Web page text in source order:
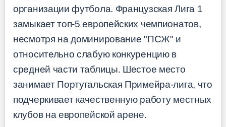
организации футбола. Французская Лига 1
замыкает топ-5 европейских чемпионатов,
несмотря на доминирование "ПСЖ" и
относительно слабую конкуренцию в
средней части таблицы. Шестое место
занимает Португальская Примейра-лига, что
подчеркивает качественную работу местных
клубов на европейской арене.